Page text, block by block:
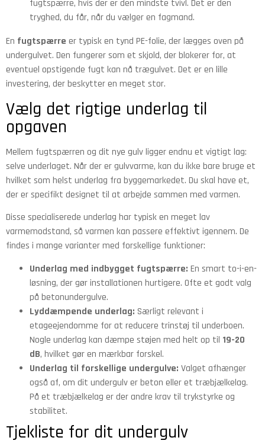
fugtspærre, hvis der er den mindste tvivl. Det er den
tryghed, du får, når du vælger en fagmand.
En fugtspærre er typisk en tynd PE-folie, der lægges oven på
undergulvet. Den fungerer som et skjold, der blokerer for, at
eventuel opstigende fugt kan nå trægulvet. Det er en lille
investering, der beskytter en meget stor.
Vælg det rigtige underlag til
opgaven
Mellem fugtspærren og dit nye gulv ligger endnu et vigtigt lag:
selve underlaget. Når der er gulvvarme, kan du ikke bare bruge et
hvilket som helst underlag fra byggemarkedet. Du skal have et,
der er specifikt designet til at arbejde sammen med varmen.
Disse specialiserede underlag har typisk en meget lav
varmemodstand, så varmen kan passere effektivt igennem. De
findes i mange varianter med forskellige funktioner:
Underlag med indbygget fugtspærre: En smart to-i-en-
løsning, der gør installationen hurtigere. Ofte et godt valg
på betonundergulve.
Lyddæmpende underlag: Særligt relevant i
etageejendomme for at reducere trinstøj til underboen.
Nogle underlag kan dæmpe støjen med helt op til 19-20
dB, hvilket gør en mærkbar forskel.
Underlag til forskellige undergulve: Valget afhænger
også af, om dit undergulv er beton eller et træbjælkelag.
På et træbjælkelag er der andre krav til trykstyrke og
stabilitet.
Tjekliste for dit undergulv